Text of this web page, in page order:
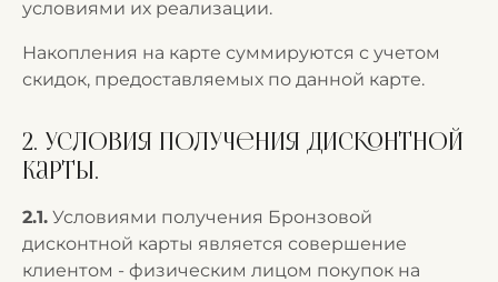
условиями их реализации.
Накопления на карте суммируются с учетом
скидок, предоставляемых по данной карте.
2. Условия получения Дисконтной
карты.
2.1. Условиями получения Бронзовой
дисконтной карты является совершение
клиентом - физическим лицом покупок на